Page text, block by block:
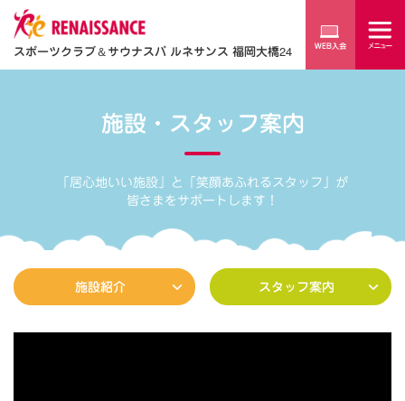
スポーツクラブ＆サウナスパ ルネサンス 福岡大橋24
施設・スタッフ案内
「居心地いい施設」と「笑顔あふれるスタッフ」が
皆さまをサポートします！
施設紹介 スタッフ案内